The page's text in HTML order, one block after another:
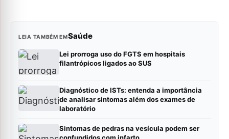
LEIA TAMBÉM EMSaúde
Lei prorroga uso do FGTS em hospitais
filantrópicos ligados ao SUS
Diagnóstico de ISTs: entenda a importância
de analisar sintomas além dos exames de
laboratório
Sintomas de pedras na vesícula podem ser